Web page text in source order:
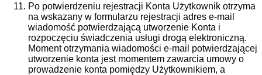
Po potwierdzeniu rejestracji Konta Użytkownik otrzyma
na wskazany w formularzu rejestracji adres e-mail
wiadomość potwierdzającą utworzenie Konta i
rozpoczęciu świadczenia usługi drogą elektroniczną.
Moment otrzymania wiadomości e-mail potwierdzającej
utworzenie konta jest momentem zawarcia umowy o
prowadzenie konta pomiędzy Użytkownikiem, a